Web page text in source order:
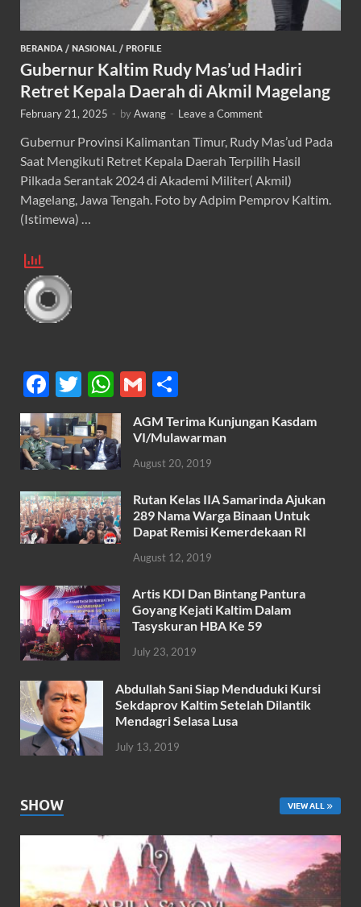
BERANDA / NASIONAL / PROFILE
Gubernur Kaltim Rudy Mas’ud Hadiri
Retret Kepala Daerah di Akmil Magelang
February 21, 2025 - byAwang - Leave a Comment
Gubernur Provinsi Kalimantan Timur, Rudy Mas’ud Pada
Saat Mengikuti Retret Kepala Daerah Terpilih Hasil
Pilkada Serantak 2024 di Akademi Militer( Akmil)
Magelang, Jawa Tengah. Foto by Adpim Pemprov Kaltim.
(Istimewa) …
F
ac
e
b
o
o
k
T
w
itt
er
W
h
at
s
A
p
p
G
m
ail
h
ar
e
AGM Terima Kunjungan Kasdam
VI/Mulawarman
August 20, 2019
Rutan Kelas IIA Samarinda Ajukan
289 Nama Warga Binaan Untuk
Dapat Remisi Kemerdekaan RI
August 12, 2019
Artis KDI Dan Bintang Pantura
Goyang Kejati Kaltim Dalam
Tasyskuran HBA Ke 59
July 23, 2019
Abdullah Sani Siap Menduduki Kursi
Sekdaprov Kaltim Setelah Dilantik
Mendagri Selasa Lusa
July 13, 2019
SHOW VIEW ALL